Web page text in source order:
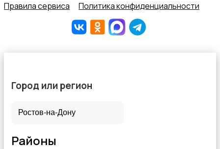
Футболки и топы
Штаны и шорты
Правила сервиса
Политика конфиденциальности
Город или регион
Районы